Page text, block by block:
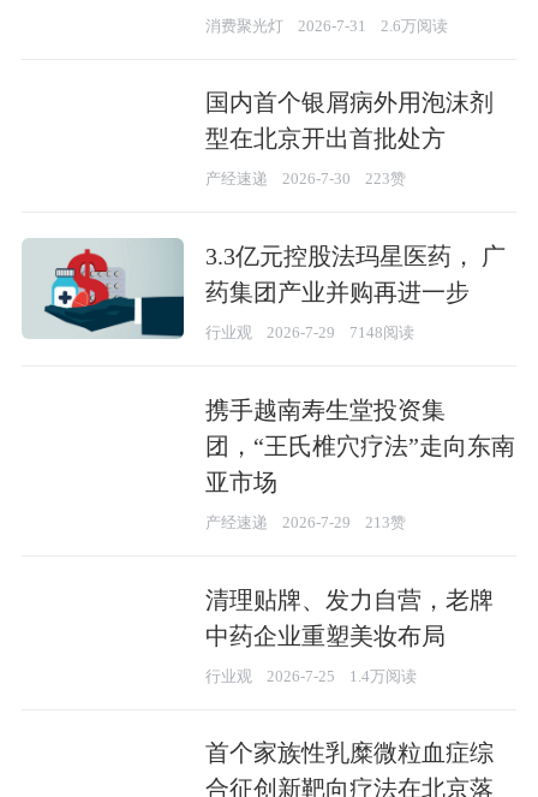
消费聚光灯 2026-7-31 2.6万阅读
国内首个银屑病外用泡沫剂
型在北京开出首批处方
产经速递 2026-7-30 223赞
3.3亿元控股法玛星医药， 广
药集团产业并购再进一步
行业观 2026-7-29 7148阅读
携手越南寿生堂投资集
团，“王氏椎穴疗法”走向东南
亚市场
产经速递 2026-7-29 213赞
清理贴牌、发力自营，老牌
中药企业重塑美妆布局
行业观 2026-7-25 1.4万阅读
首个家族性乳糜微粒血症综
合征创新靶向疗法在北京落